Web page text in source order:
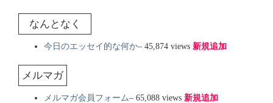
なんとなく
今日のエッセイ的な何か– 45,874 views 新規追加
メルマガ
メルマガ会員フォーム– 65,088 views 新規追加